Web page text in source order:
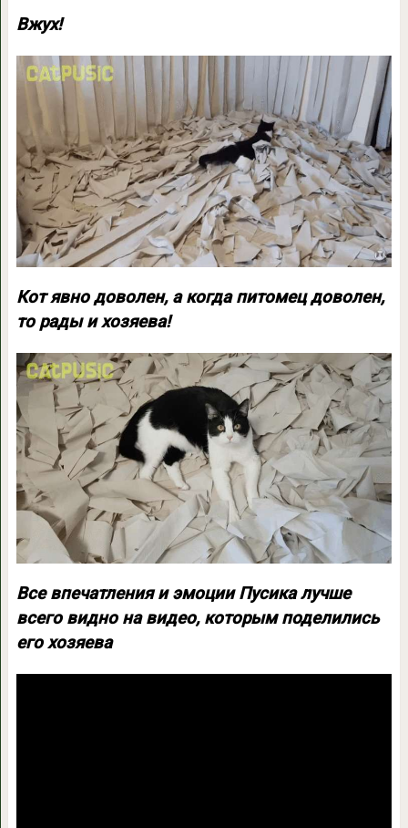
Вжух!
Кот явно доволен, а когда питомец доволен,
то рады и хозяева!
Все впечатления и эмоции Пусика лучше
всего видно на видео, которым поделились
его хозяева